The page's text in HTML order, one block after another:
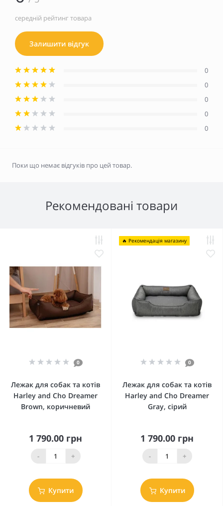
середній рейтинг товара
Залишити відгук
0
0
0
0
0
Поки що немає відгуків про цей товар.
Рекомендовані товари
0
Лежак для собак та котів
Harley and Cho Dreamer
Brown, коричневий
1 790.00 грн
- +
Купити
🔥 Рекомендація магазину
0
Лежак для собак та котів
Harley and Cho Dreamer
Gray, сірий
1 790.00 грн
- +
Купити